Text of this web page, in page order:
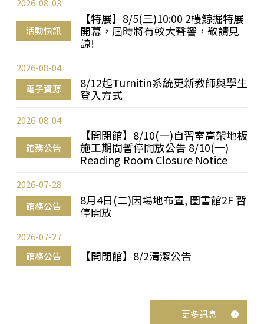
活動快訊
【特展】8/5(三)10:00 2樓鯨掘特展
開幕，屆時將有較大聲響，敬請見
諒!
2026-08-03
電子資源
8/12起Turnitin系統更新教師與學生
登入方式
2026-08-04
館務公告
【開閉館】8/10(一)自習室高架地板
施工期間暫停開放公告 8/10(一)
Reading Room Closure Notice
2026-08-04
館務公告
8月4日(二)因場地布置, 圖書館2F 暫
停開放
2026-07-28
館務公告 【開閉館】8/2清潔公告
2026-07-27
更多訊息